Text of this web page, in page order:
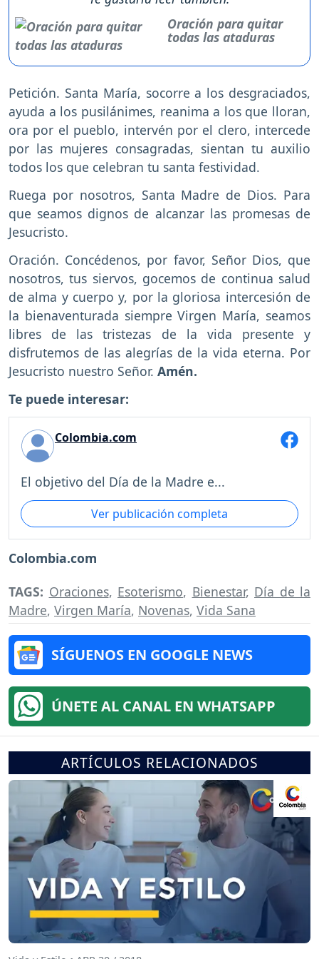
Oración para quitar
todas las ataduras
Petición. Santa María, socorre a los desgraciados,
ayuda a los pusilánimes, reanima a los que lloran,
ora por el pueblo, intervén por el clero, intercede
por las mujeres consagradas, sientan tu auxilio
todos los que celebran tu santa festividad.
Ruega por nosotros, Santa Madre de Dios. Para
que seamos dignos de alcanzar las promesas de
Jesucristo.
Oración. Concédenos, por favor, Señor Dios, que
nosotros, tus siervos, gocemos de continua salud
de alma y cuerpo y, por la gloriosa intercesión de
la bienaventurada siempre Virgen María, seamos
libres de las tristezas de la vida presente y
disfrutemos de las alegrías de la vida eterna. Por
Jesucristo nuestro Señor. Amén.
Te puede interesar:
Colombia.com
El objetivo del Día de la Madre e...
Ver publicación completa
Colombia.com
TAGS: Oraciones, Esoterismo, Bienestar, Día de la
Madre, Virgen María, Novenas, Vida Sana
SÍGUENOS EN GOOGLE NEWS
ÚNETE AL CANAL EN WHATSAPP
ARTÍCULOS RELACIONADOS